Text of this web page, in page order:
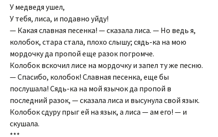
У медведя ушел,
У тебя, лиса, и подавно уйду!
— Какая славная песенка! — сказала лиса. — Но ведь я,
колобок, стара стала, плохо слышу; сядь-ка на мою
мордочку да пропой еще разок погромче.
Колобок вскочил лисе на мордочку и запел ту же песню.
— Спасибо, колобок! Славная песенка, еще бы
послушала! Сядь-ка на мой язычок да пропой в
последний разок, — сказала лиса и высунула свой язык.
Колобок сдуру прыг ей на язык, а лиса — ам его! — и
скушала.
***